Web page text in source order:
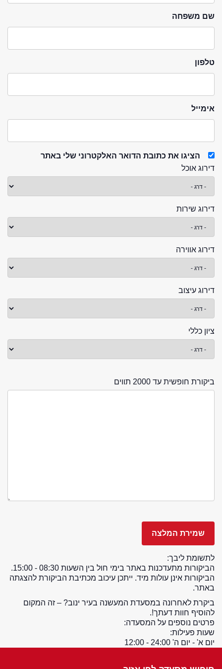
שם משפחה
טלפון
אימייל
הציגו את כתובת הדואר האלקטרוני שלי באתר
דירוג אוכל
דירוג שירות
דירוג אווירה
דירוג עיצוב
ציון כללי
ביקורת חופשית עד 2000 תווים
לתשומת ליבך:
הביקורות מתעדכנות באתר בימי חול בין השעות 08:30 - 15:00.
הביקורות אינן עולות מיד. ייתכן עיכוב מכתיבת הביקורת להצגתה
באתר.
ביקרת לאחרונה במסעדת המעשנה בעיר ינוב? – זה המקום
להוסיף חוות דעתך!.
פרטים נוספים על המסעדה:
שעות פעילות:
יום א' - יום ה' 24:00 - 12:00